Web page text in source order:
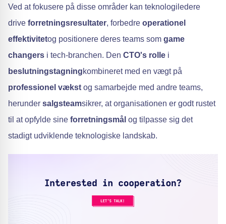
Ved at fokusere på disse områder kan teknologiledere
drive forretningsresultater, forbedre operationel
effektivitetog positionere deres teams som game
changers i tech-branchen. Den CTO's rolle i
beslutningstagningkombineret med en vægt på
professionel vækst og samarbejde med andre teams,
herunder salgsteamsikrer, at organisationen er godt rustet
til at opfylde sine forretningsmål og tilpasse sig det
stadigt udviklende teknologiske landskab.